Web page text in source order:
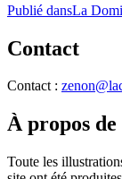
Navigation
de
l'article
Publié dansLa
Contact
Contact :
À propos de
Toute les